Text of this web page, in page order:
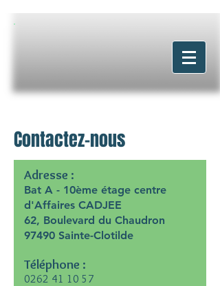
Contactez-nous
Adresse :
Bat A - 10ème étage centre
d'Affaires CADJEE
62, Boulevard du Chaudron
97490 Sainte-Clotilde
Téléphone :
0262 41 10 57